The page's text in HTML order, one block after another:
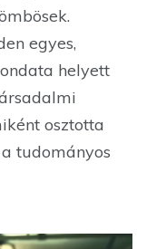
egyes,
helyett
osztotta
tudományos